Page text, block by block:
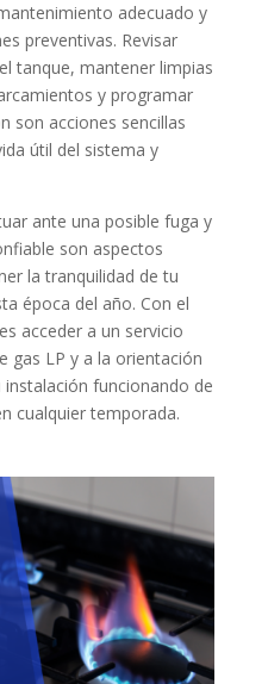
adecuado y
preventivas. Revisar
tanque, mantener limpias
y programar
son acciones sencillas
útil del sistema y
ante una posible fuga y
son aspectos
la tranquilidad de tu
época del año. Con el
acceder a un servicio
gas LP y a la orientación
funcionando de
cualquier temporada.